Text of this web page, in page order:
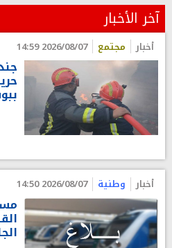
آخر الأخبار
أخبار مجتمع 2026/08/07 14:59
أخبار وطنية 2026/08/07 14:50